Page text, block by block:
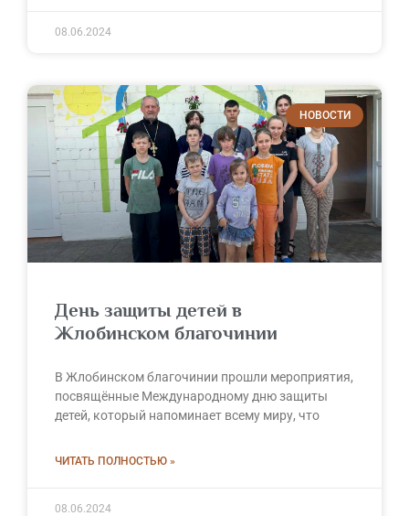
08.06.2024
НОВОСТИ
День защиты детей в
Жлобинском благочинии
В Жлобинском благочинии прошли мероприятия,
посвящённые Международному дню защиты
детей, который напоминает всему миру, что
ЧИТАТЬ ПОЛНОСТЬЮ »
08.06.2024